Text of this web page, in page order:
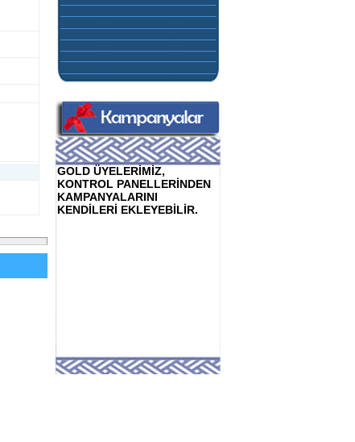
GOLD ÜYELERİMİZ,
KONTROL PANELLERİNDEN
KAMPANYALARINI
KENDİLERİ EKLEYEBİLİR.